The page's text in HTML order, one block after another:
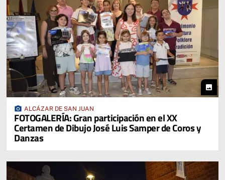
photo
photo_camera ALCÁZAR DE SAN JUAN
FOTOGALERÍA: Gran participación en el XX
Certamen de Dibujo José Luis Samper de Coros y
Danzas